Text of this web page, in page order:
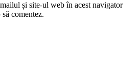
și site-ul web în acest navigator
comentez.